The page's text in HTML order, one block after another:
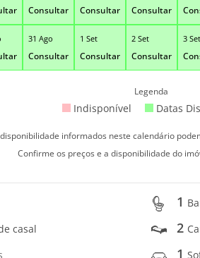
Consultar Consultar Consultar
31 Ago
Consultar
1 Set
Consultar
2 Set
Consultar
3 Set
Legenda
Indisponível Datas
informados neste calendário
Confirme os preços e a disponibilidade do
1
casal 2
1